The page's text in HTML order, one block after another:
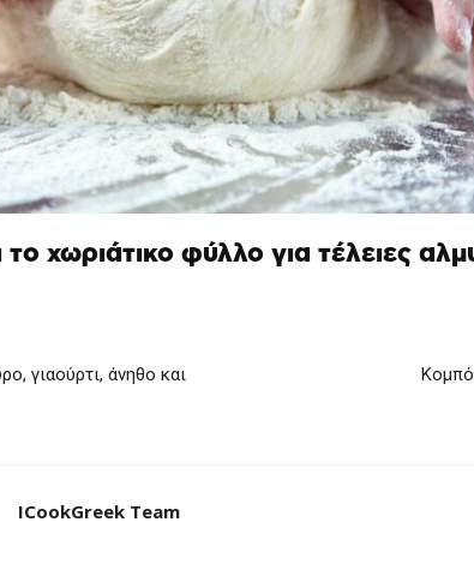
το χωριάτικο φύλλο για τέλειες
γιαούρτι, άνηθο και
ICookGreek Team